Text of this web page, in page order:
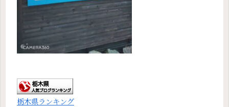
栃木県ランキング